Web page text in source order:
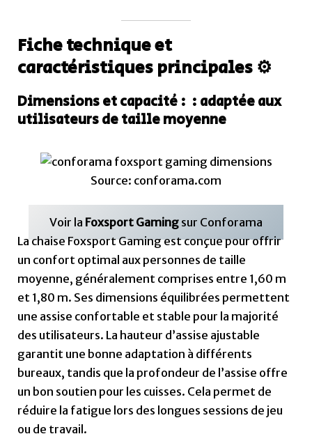
Fiche technique et
caractéristiques principales ⚙️
Dimensions et capacité : : adaptée aux
utilisateurs de taille moyenne
Source: conforama.com
Voir la Foxsport Gaming sur Conforama
La chaise Foxsport Gaming est conçue pour offrir
un confort optimal aux personnes de taille
moyenne, généralement comprises entre 1,60 m
et 1,80 m. Ses dimensions équilibrées permettent
une assise confortable et stable pour la majorité
des utilisateurs. La hauteur d’assise ajustable
garantit une bonne adaptation à différents
bureaux, tandis que la profondeur de l’assise offre
un bon soutien pour les cuisses. Cela permet de
réduire la fatigue lors des longues sessions de jeu
ou de travail.